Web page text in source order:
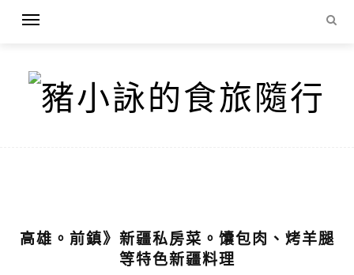
高雄。前鎮》新疆私房菜。馕包肉、烤羊腿
等特色新疆料理